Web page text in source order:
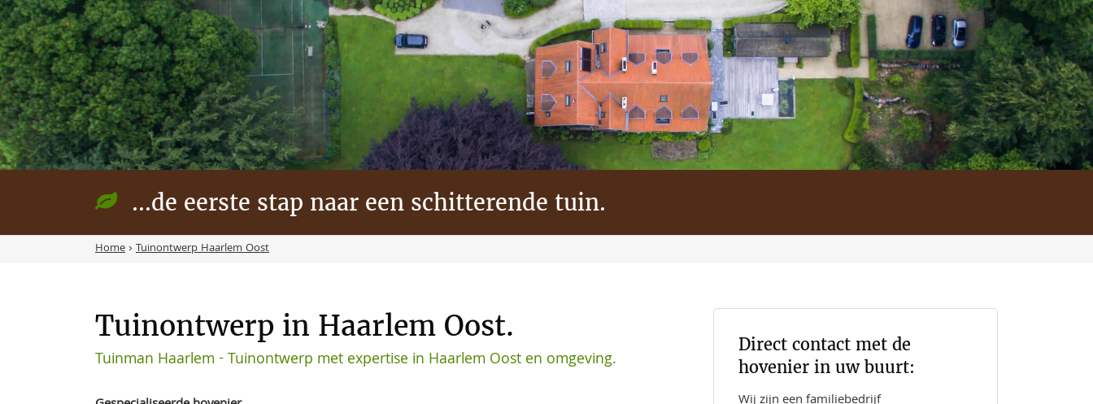
...de eerste stap naar een schitterende tuin.
Home› Tuinontwerp Haarlem Oost
Tuinontwerp in Haarlem Oost.
Tuinman Haarlem - Tuinontwerp met expertise in Haarlem Oost en omgeving.
Direct contact met de
hovenier in uw buurt: